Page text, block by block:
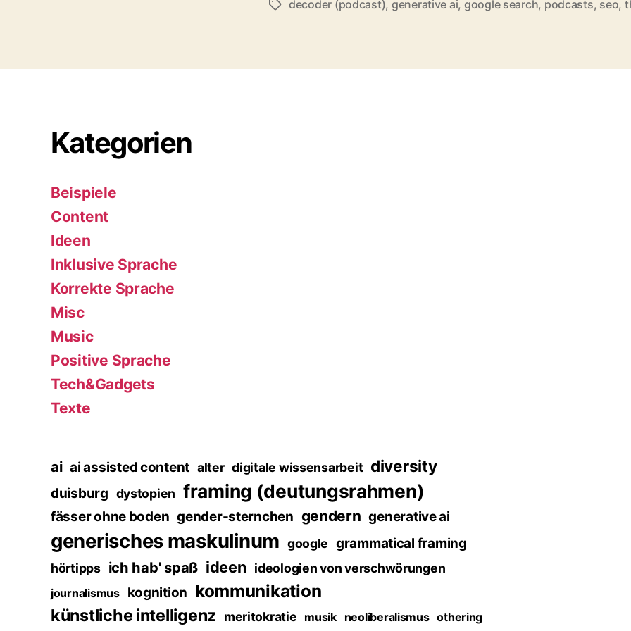
Schlagwörter
decoder (podcast), generative ai, google search, podcasts, seo,
Kategorien
Beispiele
Content
Ideen
Inklusive Sprache
Korrekte Sprache
Misc
Music
Positive Sprache
Tech&Gadgets
Texte
ai ai assisted content alter digitale wissensarbeit diversity
duisburg dystopien framing (deutungsrahmen)
fässer ohne boden gender-sternchen gendern generative ai
generisches maskulinum google grammatical framing
hörtipps ich hab' spaß ideen ideologien von verschwörungen
journalismus kognition kommunikation
künstliche intelligenz meritokratie musik neoliberalismus othering